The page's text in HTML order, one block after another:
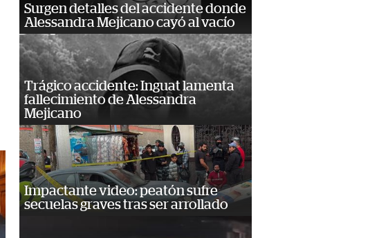
Surgen detalles del accidente donde
Alessandra Mejicano cayó al vacío
Trágico accidente: Inguat lamenta
fallecimiento de Alessandra
Mejicano
Impactante video: peatón sufre
secuelas graves tras ser arrollado